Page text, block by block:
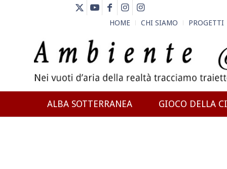
HOME CHI SIAMO PROGETTI
ALBA SOTTERRANEA GIOCO DELLA